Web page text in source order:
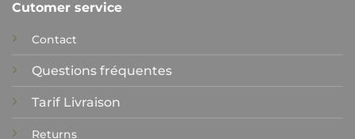
Cutomer service
Contact
Questions fréquentes
Tarif Livraison
Returns